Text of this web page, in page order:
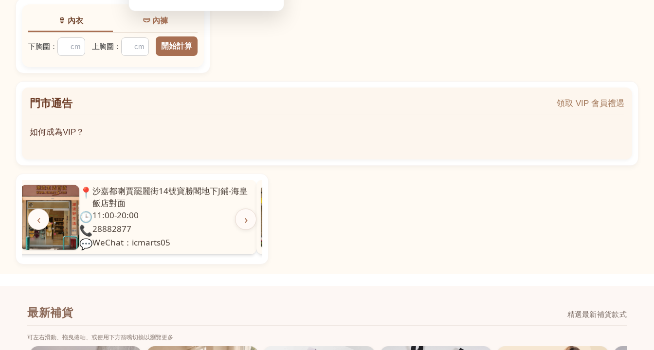
👙 內衣 🩲 內褲
下胸圍： 上胸圍： 開始計算
門市通告
領取 VIP 會員禮遇
如何成為VIP？
‹ ›
📍澳門啤利喇街121號珍興樓L1舖 粵華廣場對
面
🕒11:00-20:00
📞28331971
💬WeChat：icmarts02
最新補貨 精選最新補貨款式
可左右滑動、拖曳捲軸、或使用下方箭嘴切換以瀏覽更多